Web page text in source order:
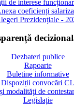
de interese
coeficienți
Prezidențiale -
Dezbateri publice
Rapoarte
Buletine informative
Dispoziții convocări CL
modalități de
Legislație